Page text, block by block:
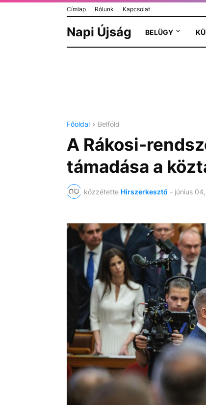
Címlap Rólunk Kapcsolat
Napi Újság BELÜGY
Főoldal Belföld
A Rákosi-
támadása a
közzétette Hírszerkesztő - június